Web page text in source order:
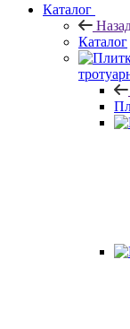
Каталог
Каталог